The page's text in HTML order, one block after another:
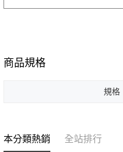
商品規格
規格
本分類熱銷 全站排行